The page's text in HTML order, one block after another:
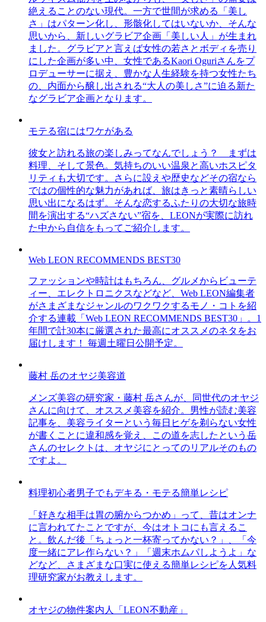
絶えることのない現代。一方で世間が求める「美し
さ」はパターン化し、形骸化してはいないか、そんな
思いから、新しいグラビア企画「美しい人」が生まれ
ました。グラビアと言えば女性の若さとボディを売り
にした企画が多い中、女性であるKaori Oguriさんをプ
ロデューサーに据え、豊かな人生経験を持つ女性たち
の、内面から醸し出される“大人の美しさ”に迫る新た
なグラビア企画となります。
モテる宿にはワケがある
彼女と訪れる旅の楽しみってなんでしょう？ まずは
料理、そして景色。気持ちのいい温泉と高いホスピタ
リティも大切です。さらに設えや歴史などその宿なら
ではの個性的な魅力があれば、旅はきっと素晴らしい
思い出になるはず。そんな恋するふたりの大切な旅時
間を演出する“ハズさない”宿を、LEONが実際に訪れ
た中から自信をもってご紹介します。
Web LEON RECOMMENDS BEST30
ファッションや時計はもちろん、グルメからビューテ
ィー、エレクトロニクスなどなど、Web LEON編集者
がさまざまなジャンルのワクワクするモノ・コトを紹
介する連載「Web LEON RECOMMENDS BEST30」。1
年間で計30本に厳選された最高にオススメのネタをお
届けします！ 毎週土曜日公開予定。
藤村 岳のオヤジ美容道
メンズ美容の研究家・藤村 岳さんが、同世代のオヤジ
さんに向けて、オススメ美容を紹介。男性が読む美容
記事を、美容ライターという毎日ヒゲを剃らない女性
が書くことに違和感を覚え、この道を志したという岳
さんのセレクトは、オヤジにとってのリアルそのもの
ですよ。
料理初心者男子でもデキる・モテる簡単レシピ
「好きな相手は胃の腑からつかめ」って、昔はオンナ
に言われてたことですが、今はオトコにも言えるこ
と。飲んだ後「ちょっと一杯寄ってかない？」、「今
度一緒にアレ作らない？」「週末ホムパしようよ」な
どなど、さまざまな口実に使える簡単レシピを人気料
理研究家がお教えします。
オヤジの物件案内人「LEON不動産」